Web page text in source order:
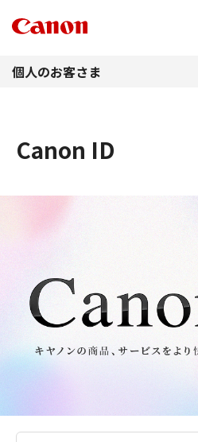
個人のお客さま
Canon ID